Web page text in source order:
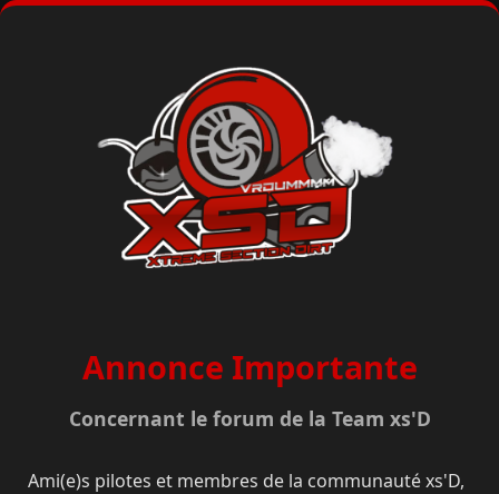
Annonce Importante
Concernant le forum de la Team xs'D
Ami(e)s pilotes et membres de la communauté xs'D,